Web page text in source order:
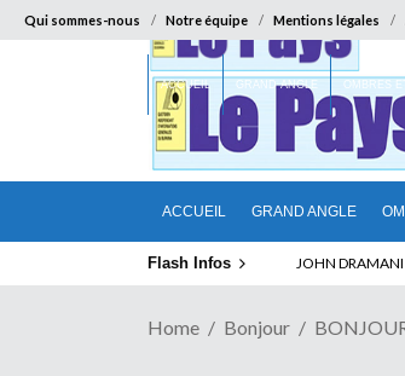
Qui sommes-nous Notre équipe Mentions légales
ACCUEIL GRAND ANGLE
ACCUEIL GRAND ANGLE OMBRES
Flash Infos ELECTION DE
Home Bonjour